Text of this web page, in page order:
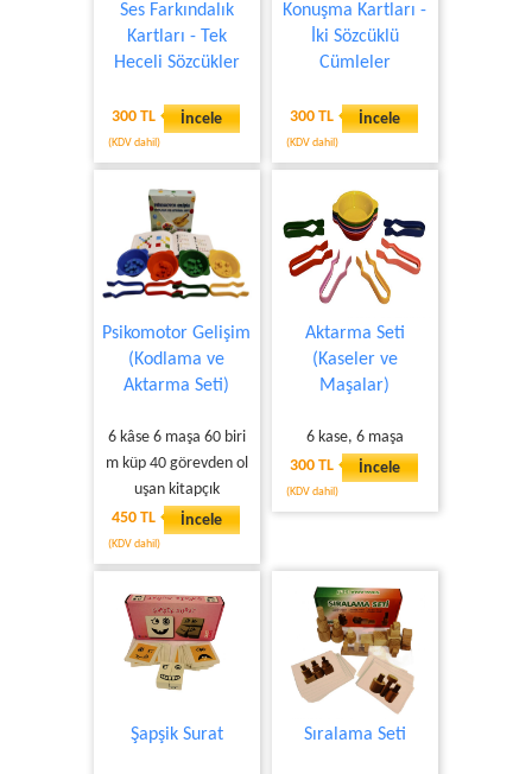
Ses Farkındalık
Kartları - Tek
Heceli Sözcükler
300 TL
(KDV dahil)
İncele
Konuşma Kartları -
İki Sözcüklü
Cümleler
300 TL
(KDV dahil)
İncele
Psikomotor Gelişim
(Kodlama ve
Aktarma Seti)
6 kâse 6 maşa 60 biri
m küp 40 görevden ol
uşan kitapçık
450 TL
(KDV dahil)
İncele
Aktarma Seti
(Kaseler ve
Maşalar)
6 kase, 6 maşa
300 TL
(KDV dahil)
İncele
Şapşik Surat Sıralama Seti